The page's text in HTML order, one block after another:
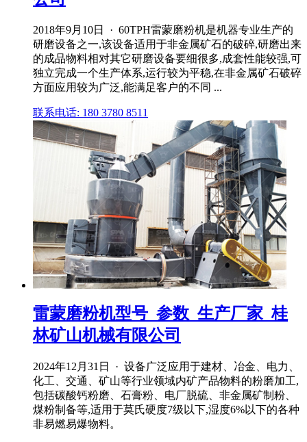
2018年9月10日 · 60TPH雷蒙磨粉机是机器专业生产的
研磨设备之一,该设备适用于非金属矿石的破碎,研磨出来
的成品物料相对其它研磨设备要细很多,成套性能较强,可
独立完成一个生产体系,运行较为平稳,在非金属矿石破碎
方面应用较为广泛,能满足客户的不同 ...
联系电话: 180 3780 8511
雷蒙磨粉机型号_参数_生产厂家_桂
林矿山机械有限公司
2024年12月31日 · 设备广泛应用于建材、冶金、电力、
化工、交通、矿山等行业领域内矿产品物料的粉磨加工,
包括碳酸钙粉磨、石膏粉、电厂脱硫、非金属矿制粉、
煤粉制备等,适用于莫氏硬度7级以下,湿度6%以下的各种
非易燃易爆物料。